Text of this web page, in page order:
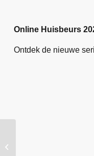
Online Huisbeurs
Ontdek de nieuwe